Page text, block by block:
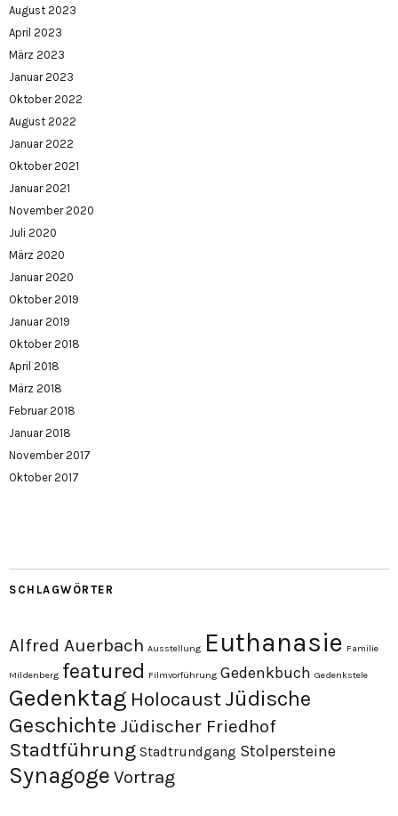
August 2023
April 2023
März 2023
Januar 2023
Oktober 2022
August 2022
Januar 2022
Oktober 2021
Januar 2021
November 2020
Juli 2020
März 2020
Januar 2020
Oktober 2019
Januar 2019
Oktober 2018
April 2018
März 2018
Februar 2018
Januar 2018
November 2017
Oktober 2017
SCHLAGWÖRTER
Alfred Auerbach Ausstellung Euthanasie Familie
Mildenberg featured Filmvorführung Gedenkbuch Gedenkstele
Gedenktag HolocaustJüdische
Geschichte Jüdischer Friedhof
Stadtführung Stadtrundgang Stolpersteine
Synagoge Vortrag